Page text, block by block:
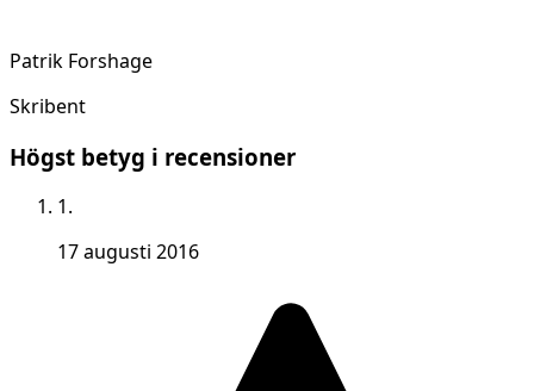
Patrik Forshage
Skribent
Högst betyg i recensioner
1.
17 augusti 2016